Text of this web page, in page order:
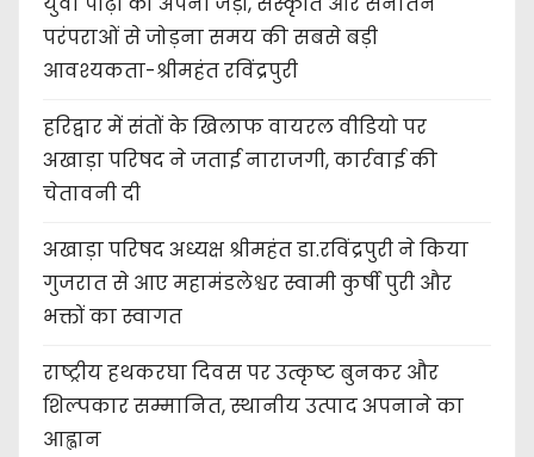
परंपराओं से जोड़ना समय की सबसे बड़ी
आवश्यकता-श्रीमहंत रविंद्रपुरी
हरिद्वार में संतों के खिलाफ वायरल वीडियो पर
अखाड़ा परिषद ने जताई नाराजगी, कार्रवाई की
चेतावनी दी
अखाड़ा परिषद अध्यक्ष श्रीमहंत डा.रविंद्रपुरी ने किया
गुजरात से आए महामंडलेश्वर स्वामी कुर्षी पुरी और
भक्तों का स्वागत
राष्ट्रीय हथकरघा दिवस पर उत्कृष्ट बुनकर और
शिल्पकार सम्मानित, स्थानीय उत्पाद अपनाने का
आह्वान